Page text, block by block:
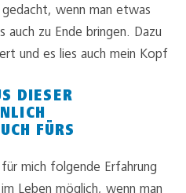
wenn man etwas
auch zu Ende bringen. Dazu
und es lies auch mein Kopf
DIESER
FÜRS
mich folgende Erfahrung
Leben möglich, wenn man